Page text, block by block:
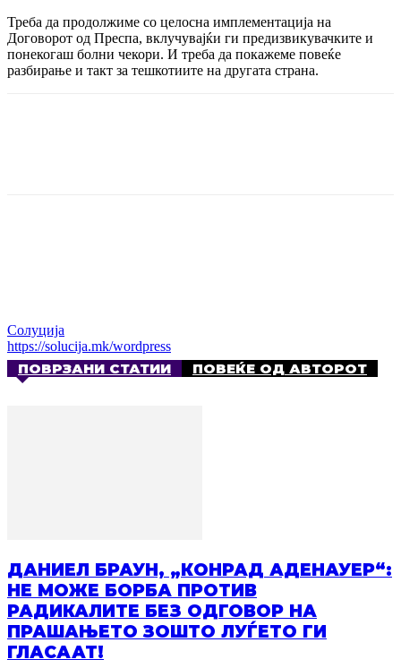
Треба да продолжиме со целосна имплементација на
Договорот од Преспа, вклучувајќи ги предизвикувачките и
понекогаш болни чекори. И треба да покажеме повеќе
разбирање и такт за тешкотиите на другата страна.
Солуција
https://solucija.mk/wordpress
ПОВРЗАНИ СТАТИИ ПОВЕЌЕ ОД АВТОРОТ
ДАНИЕЛ БРАУН, „КОНРАД АДЕНАУЕР“:
НЕ МОЖЕ БОРБА ПРОТИВ
РАДИКАЛИТЕ БЕЗ ОДГОВОР НА
ПРАШАЊЕТО ЗОШТО ЛУЃЕТО ГИ
ГЛАСААТ!